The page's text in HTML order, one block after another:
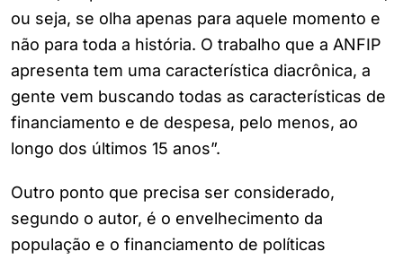
ou seja, se olha apenas para aquele momento e
não para toda a história. O trabalho que a ANFIP
apresenta tem uma característica diacrônica, a
gente vem buscando todas as características de
financiamento e de despesa, pelo menos, ao
longo dos últimos 15 anos”.
Outro ponto que precisa ser considerado,
segundo o autor, é o envelhecimento da
população e o financiamento de políticas